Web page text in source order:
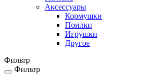
Аксессуары
Кормушки
Поилки
Игрушки
Другое
Фильтр
Toggle
Фильтр